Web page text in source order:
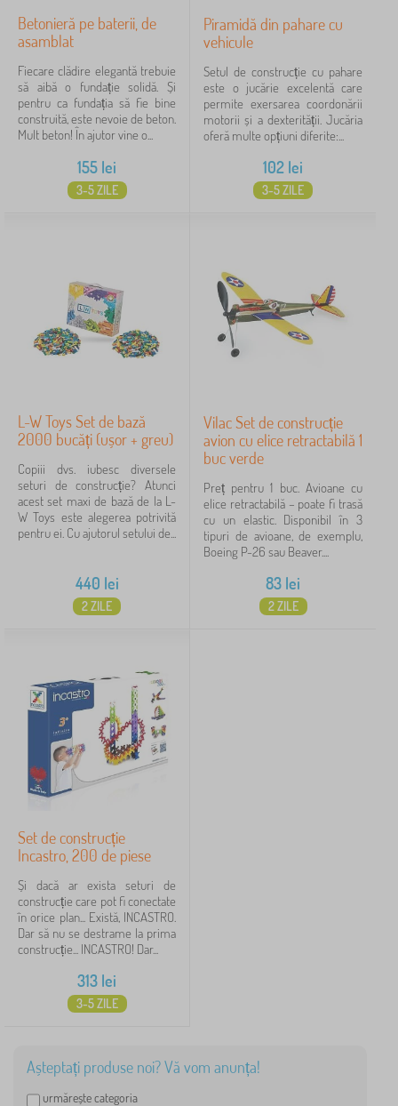
Betonieră pe baterii, de
asamblat
Fiecare clădire elegantă trebuie
să aibă o fundație solidă. Și
pentru ca fundația să fie bine
construită, este nevoie de beton.
Mult beton! În ajutor vine o...
155 lei
3-5 ZILE
Piramidă din pahare cu
vehicule
Setul de construcție cu pahare
este o jucărie excelentă care
permite exersarea coordonării
motorii și a dexterității. Jucăria
oferă multe opțiuni diferite:...
102 lei
3-5 ZILE
L-W Toys Set de bază
2000 bucăți (ușor + greu)
Copiii dvs. iubesc diversele
seturi de construcție? Atunci
acest set maxi de bază de la L-
W Toys este alegerea potrivită
pentru ei. Cu ajutorul setului de...
440 lei
2 ZILE
Vilac Set de construcție
avion cu elice retractabilă 1
buc verde
Preț pentru 1 buc. Avioane cu
elice retractabilă – poate fi trasă
cu un elastic. Disponibil în 3
tipuri de avioane, de exemplu,
Boeing P-26 sau Beaver....
83 lei
2 ZILE
Set de construcție
Incastro, 200 de piese
Și dacă ar exista seturi de
construcție care pot fi conectate
în orice plan... Există, INCASTRO.
Dar să nu se destrame la prima
construcție... INCASTRO! Dar...
313 lei
3-5 ZILE
Așteptați produse noi? Vă vom anunța!
urmărește categoria